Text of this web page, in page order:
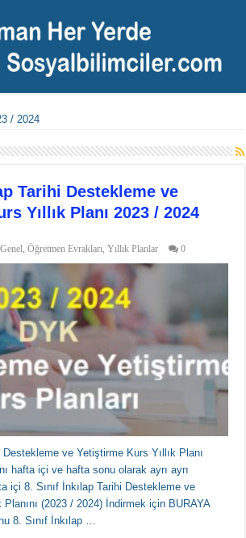
/ 2024
Tarihi Destekleme ve
Yıllık Planı 2023 / 2024
,Genel ,Öğretmen Evrakları ,Yıllık Planlar 0
Destekleme ve Yetiştirme Kurs Yıllık Planı
hafta içi ve hafta sonu olarak ayrı ayrı
içi 8. Sınıf İnkılap Tarihi Destekleme ve
Planını (2023 / 2024) İndirmek için BURAYA
8. Sınıf İnkılap …